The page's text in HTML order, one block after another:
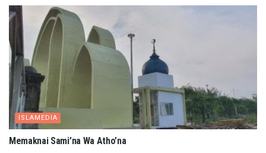
ISLAMEDIA
Memaknai Sami’na Wa Atho’na